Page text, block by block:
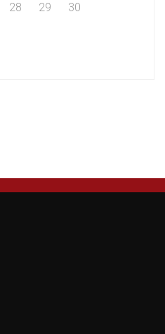
28 29 30